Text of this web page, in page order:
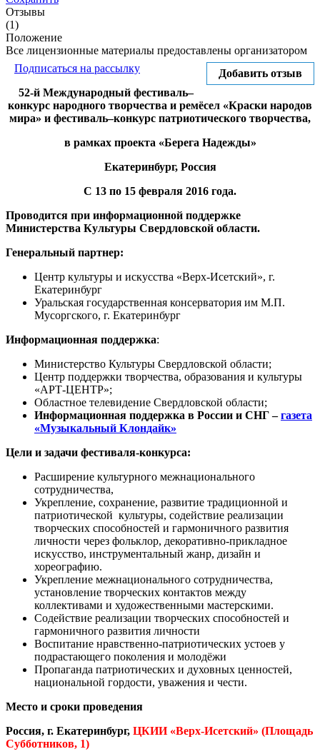
Отзывы
(1)
Положение
Все лицензионные материалы предоставлены организатором
Добавить отзыв
Подписаться на рассылку
52-й Международный фестиваль–
конкурс народного творчества и ремёсел «Краски народов
мира» и фестиваль–конкурс патриотического творчества,
в рамках проекта «Берега Надежды»
Екатеринбург, Россия
С 13 по 15 февраля 2016 года.
Проводится при информационной поддержке
Министерства Культуры Свердловской области.
Генеральный партнер:
Центр культуры и искусства «Верх-Исетский», г.
Екатеринбург
Уральская государственная консерватория им М.П.
Мусоргского, г. Екатеринбург
Информационная поддержка:
Министерство Культуры Свердловской области;
Центр поддержки творчества, образования и культуры
«АРТ-ЦЕНТР»;
Областное телевидение Свердловской области;
Информационная поддержка в России и СНГ –газета
«Музыкальный Клондайк»
Цели и задачи фестиваля-конкурса:
Расширение культурного межнационального
сотрудничества,
Укрепление, сохранение, развитие традиционной и
патриотической культуры, содействие реализации
творческих способностей и гармоничного развития
личности через фольклор, декоративно-прикладное
искусство, инструментальный жанр, дизайн и
хореографию.
Укрепление межнационального сотрудничества,
установление творческих контактов между
коллективами и художественными мастерскими.
Содействие реализации творческих способностей и
гармоничного развития личности
Воспитание нравственно-патриотических устоев у
подрастающего поколения и молодёжи
Пропаганда патриотических и духовных ценностей,
национальной гордости, уважения и чести.
Место и сроки проведения
Россия, г. Екатеринбург, ЦКИИ «Верх-Исетский» (Площадь
Субботников, 1)